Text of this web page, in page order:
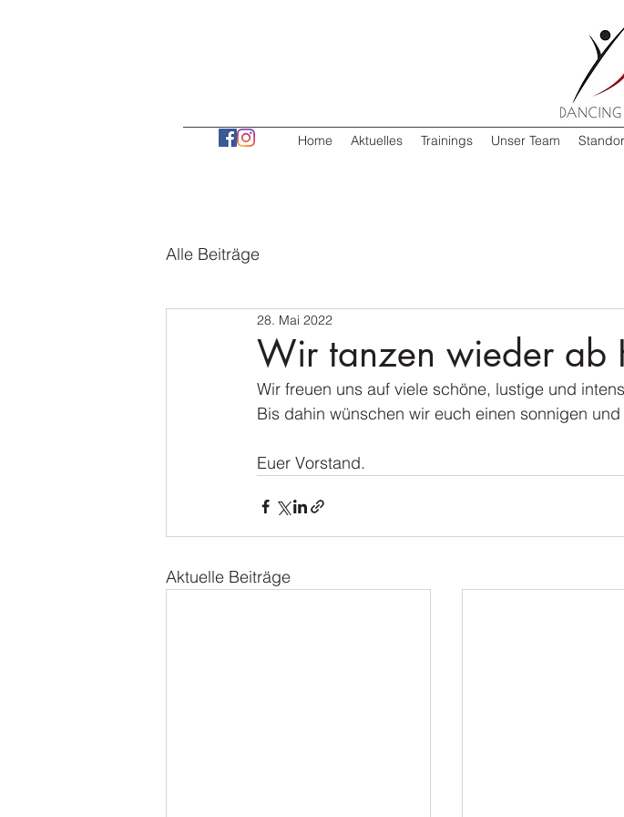
Home Aktuelles Trainings Unser Team
Alle Beiträge
Wir tanzen wieder ab
28. Mai 2022
Wir freuen uns auf viele schöne, lustige und
Bis dahin wünschen wir euch einen sonnigen
Euer Vorstand.
Aktuelle Beiträge